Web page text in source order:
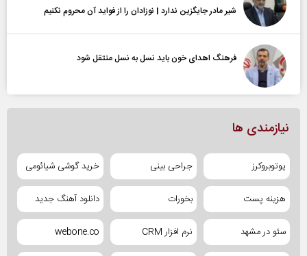
شیر مادر جایگزین ندارد | نوزادان را از فواید آن محروم نکنیم
فرهنگ اهدای خون باید نسل به نسل منتقل شود
نیازمندی ها
یوتوبروکرز جراحی بینی خرید گوشی شیائومی
هزینه پست بخورات دانلود آهنگ جدید
سئو در مشهد نرم افزار CRM webone.co